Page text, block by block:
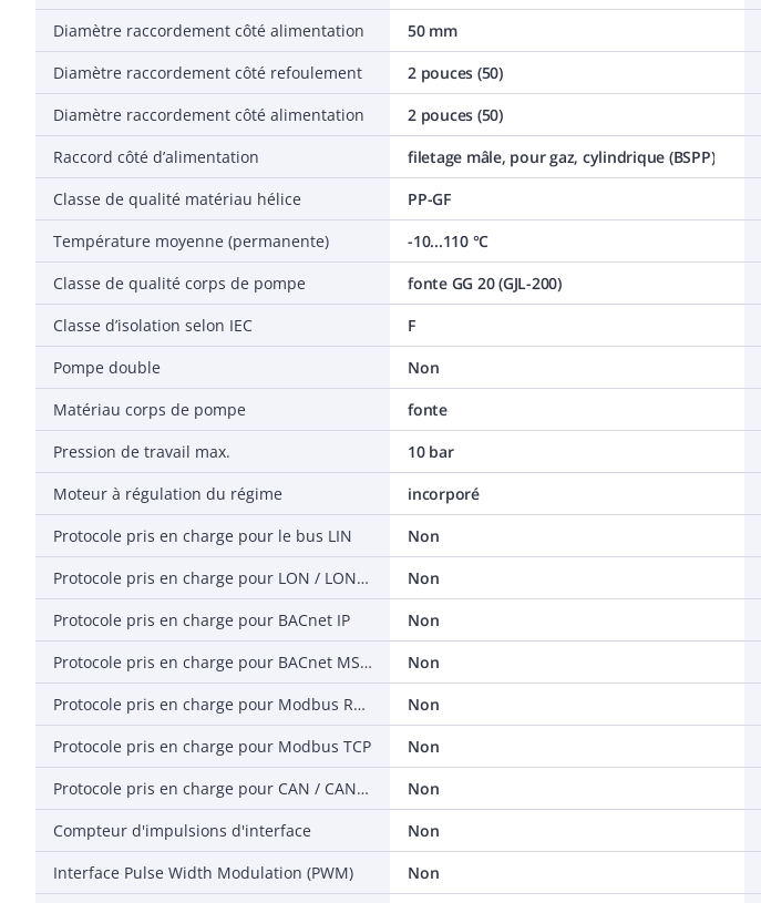
Diamètre raccordement côté alimentation
50 mm
Diamètre raccordement côté refoulement
2 pouces (50)
Diamètre raccordement côté alimentation
2 pouces (50)
Raccord côté d’alimentation
filetage mâle, pour gaz, cylindrique (BSPP)
Classe de qualité matériau hélice
PP-GF
Température moyenne (permanente)
-10...110 °C
Classe de qualité corps de pompe
fonte GG 20 (GJL-200)
Classe d’isolation selon IEC
F
Pompe double
Non
Matériau corps de pompe
fonte
Pression de travail max.
10 bar
Moteur à régulation du régime
incorporé
Protocole pris en charge pour le bus LIN
Non
Protocole pris en charge pour LON / LONWorks
Non
Protocole pris en charge pour BACnet IP
Non
Protocole pris en charge pour BACnet MS / TP
Non
Protocole pris en charge pour Modbus RTU
Non
Protocole pris en charge pour Modbus TCP
Non
Protocole pris en charge pour CAN / CANOpen
Non
Compteur d'impulsions d'interface
Non
Interface Pulse Width Modulation (PWM)
Non